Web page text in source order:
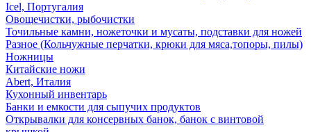
Icel, Португалия
Овощечистки, рыбочистки
Точильные камни, ножеточки и мусаты, подставки для ножей
Разное (Кольчужные перчатки, крюки для мяса,топоры, пилы)
Ножницы
Китайские ножи
Abert, Италия
Кухонный инвентарь
Банки и емкости для сыпучих продуктов
Открывалки для консервных банок, банок с винтовой